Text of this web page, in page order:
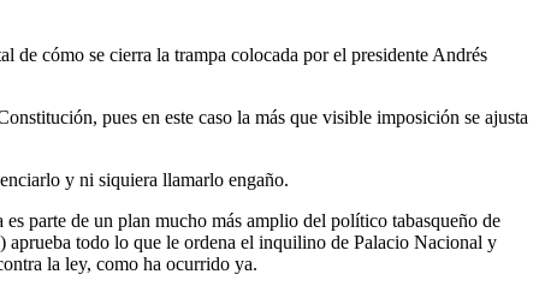
de cómo se cierra la trampa colocada por el presidente Andrés
pues en este caso la más que visible imposición se ajusta
y ni siquiera llamarlo engaño.
parte de un plan mucho más amplio del político tabasqueño de
todo lo que le ordena el inquilino de Palacio Nacional y
la ley, como ha ocurrido ya.